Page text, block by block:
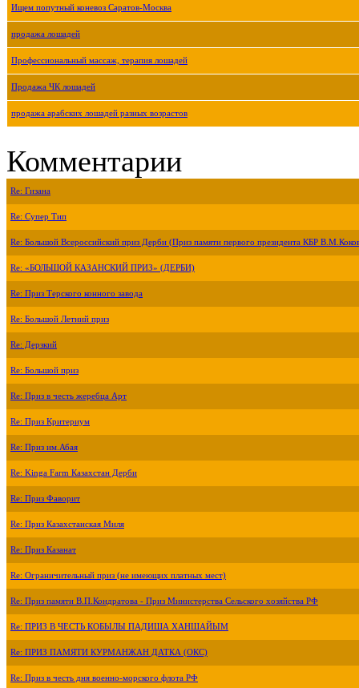
Ищем попутный коневоз Саратов-Москва
продажа лошадей
Профессиональный массаж, терапия лошадей
Продажа ЧК лошадей
продажа арабских лошадей разных возрастов
Комментарии
Re: Гизана
Re: Супер Тип
Re: Большой Всероссийский приз Дерби (Приз памяти первого президента КБР
Re: «БОЛЬШОЙ КАЗАНСКИЙ ПРИЗ» (ДЕРБИ)
Re: Приз Терского конного завода
Re: Большой Летний приз
Re: Дерзкий
Re: Большой приз
Re: Приз в честь жеребца Арт
Re: Приз Критериум
Re: Приз им.Абая
Re: Kinga Farm Казахстан Дерби
Re: Приз Фаворит
Re: Приз Казахстанская Миля
Re: Приз Казанат
Re: Ограничительный приз (не имеющих платных мест)
Re: Приз памяти В.П.Кондратова - Приз Министерства Сельского хозяйства РФ
Re: ПРИЗ В ЧЕСТЬ КОБЫЛЫ ПАДИША ХАНШАЙЫМ
Re: ПРИЗ ПАМЯТИ КУРМАНЖАН ДАТКА (ОКС)
Re: Приз в честь дня военно-морского флота РФ